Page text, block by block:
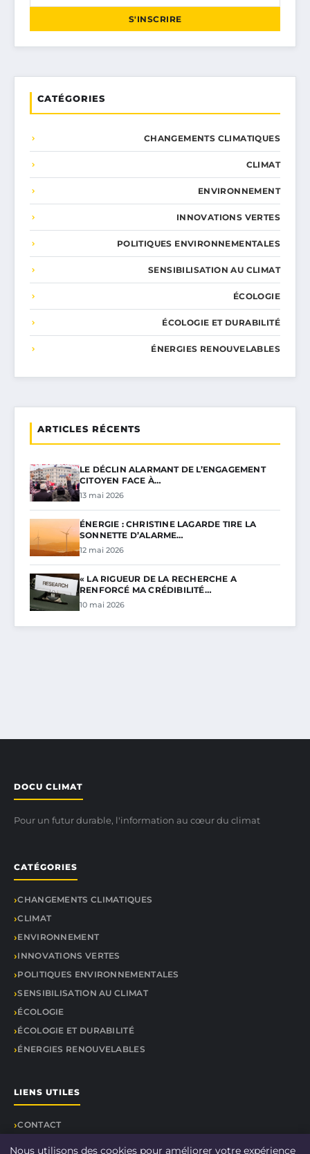
S'INSCRIRE
CATÉGORIES
CHANGEMENTS CLIMATIQUES
CLIMAT
ENVIRONNEMENT
INNOVATIONS VERTES
POLITIQUES ENVIRONNEMENTALES
SENSIBILISATION AU CLIMAT
ÉCOLOGIE
ÉCOLOGIE ET DURABILITÉ
ÉNERGIES RENOUVELABLES
ARTICLES RÉCENTS
LE DÉCLIN ALARMANT DE L’ENGAGEMENT
CITOYEN FACE À…
13 mai 2026
ÉNERGIE : CHRISTINE LAGARDE TIRE LA
SONNETTE D’ALARME…
12 mai 2026
« LA RIGUEUR DE LA RECHERCHE A
RENFORCÉ MA CRÉDIBILITÉ…
10 mai 2026
DOCU CLIMAT
Pour un futur durable, l'information au cœur du climat
CATÉGORIES
CHANGEMENTS CLIMATIQUES
CLIMAT
ENVIRONNEMENT
INNOVATIONS VERTES
POLITIQUES ENVIRONNEMENTALES
SENSIBILISATION AU CLIMAT
ÉCOLOGIE
ÉCOLOGIE ET DURABILITÉ
ÉNERGIES RENOUVELABLES
LIENS UTILES
CONTACT
Nous utilisons des cookies pour améliorer votre expérience